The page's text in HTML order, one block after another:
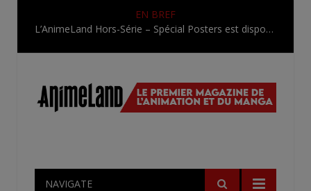
EN BREF
L’AnimeLand Hors-Série – Spécial Posters est disponible !
NAVIGATE